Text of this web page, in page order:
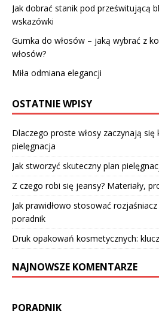
Jak dobrać stanik pod prześwitującą
wskazówki
Gumka do włosów – jaką wybrać z
włosów?
Miła odmiana elegancji
OSTATNIE WPISY
Dlaczego proste włosy zaczynają się
pielęgnacja
Jak stworzyć skuteczny plan
Z czego robi się jeansy? Materiały,
Jak prawidłowo stosować
poradnik
Druk opakowań kosmetycznych:
NAJNOWSZE KOMENTARZE
PORADNIK